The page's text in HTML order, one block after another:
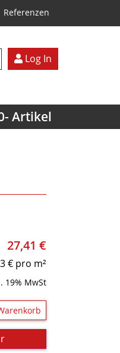
Referenzen
Log In
27,41 €
€ pro m²
19% MwSt